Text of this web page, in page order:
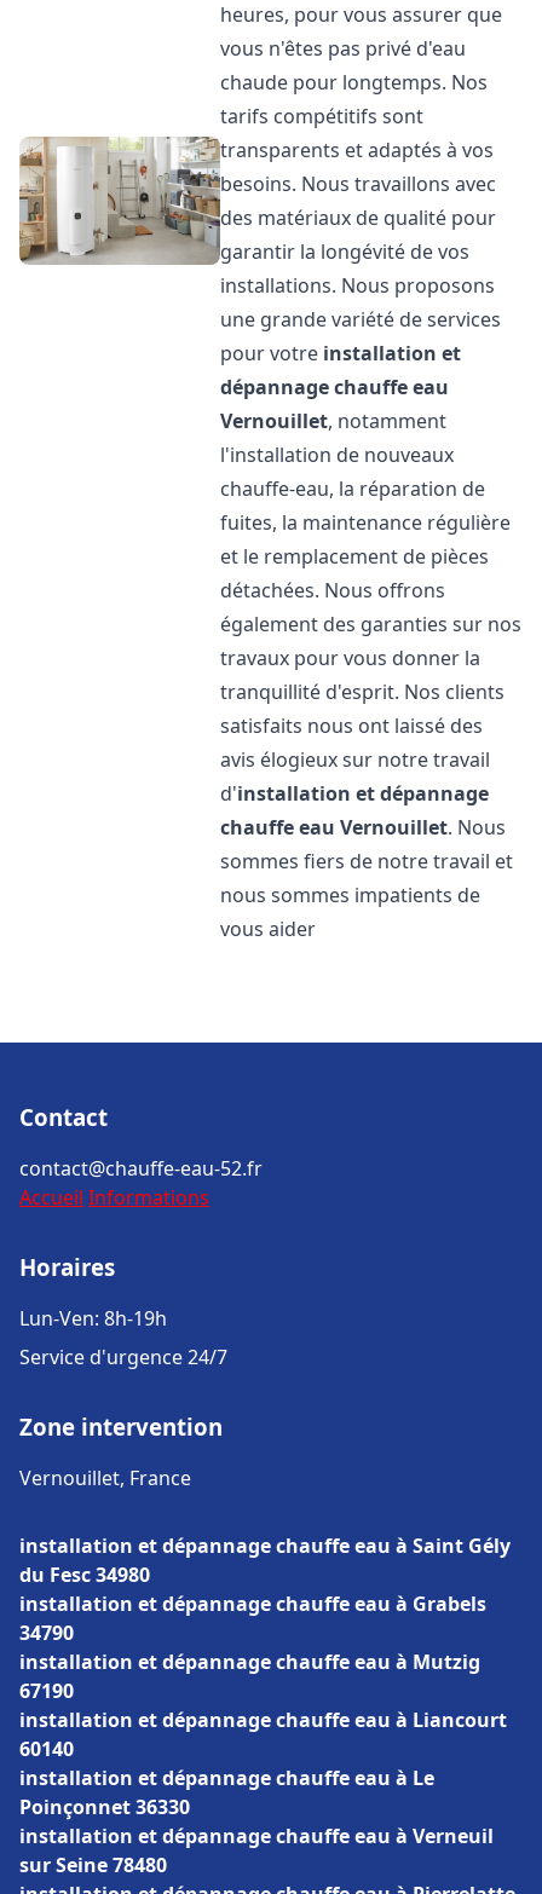
heures, pour vous assurer que
vous n'êtes pas privé d'eau
chaude pour longtemps. Nos
tarifs compétitifs sont
transparents et adaptés à vos
besoins. Nous travaillons avec
des matériaux de qualité pour
garantir la longévité de vos
installations. Nous proposons
une grande variété de services
pour votre installation et
dépannage chauffe eau
Vernouillet, notamment
l'installation de nouveaux
chauffe-eau, la réparation de
fuites, la maintenance régulière
et le remplacement de pièces
détachées. Nous offrons
également des garanties sur nos
travaux pour vous donner la
tranquillité d'esprit. Nos clients
satisfaits nous ont laissé des
avis élogieux sur notre travail
d'installation et dépannage
chauffe eau Vernouillet. Nous
sommes fiers de notre travail et
nous sommes impatients de
vous aider
Contact
contact@chauffe-eau-52.fr
Accueil Informations
Horaires
Lun-Ven: 8h-19h
Service d'urgence 24/7
Zone intervention
Vernouillet, France
installation et dépannage chauffe eau à Saint Gély
du Fesc 34980
installation et dépannage chauffe eau à Grabels
34790
installation et dépannage chauffe eau à Mutzig
67190
installation et dépannage chauffe eau à Liancourt
60140
installation et dépannage chauffe eau à Le
Poinçonnet 36330
installation et dépannage chauffe eau à Verneuil
sur Seine 78480